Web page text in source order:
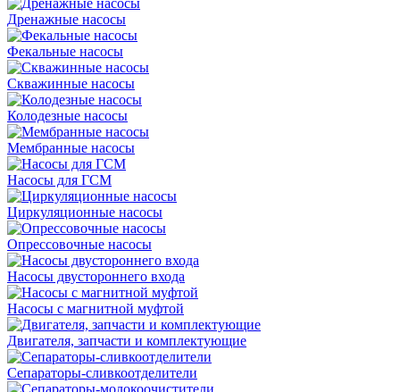
Дренажные насосы
Фекальные насосы
Скважинные насосы
Колодезные насосы
Мембранные насосы
Насосы для ГСМ
Циркуляционные насосы
Опрессовочные насосы
Насосы двустороннего входа
Насосы с магнитной муфтой
Двигателя, запчасти и комплектующие
Сепараторы-сливкоотделители